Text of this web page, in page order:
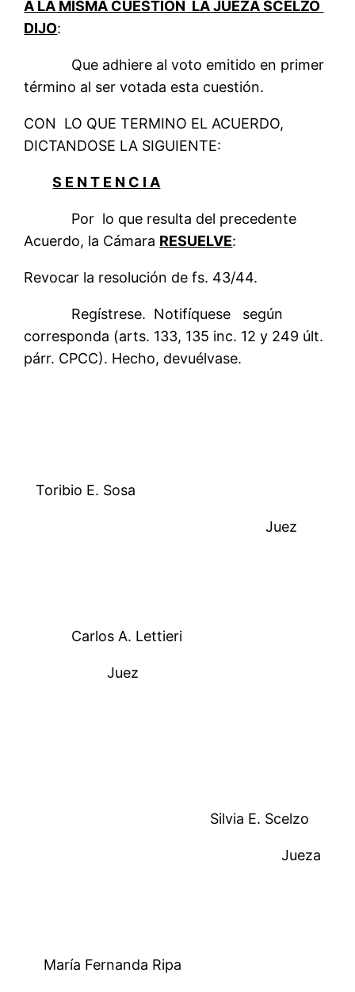
A LA MISMA CUESTION LA JUEZA SCELZO
DIJO:
Que adhiere al voto emitido en primer
término al ser votada esta cuestión.
CON LO QUE TERMINO EL ACUERDO,
DICTANDOSE LA SIGUIENTE:
S E N T E N C I A
Por lo que resulta del precedente
Acuerdo, la Cámara RESUELVE:
Revocar la resolución de fs. 43/44.
Regístrese. Notifíquese según
corresponda (arts. 133, 135 inc. 12 y 249 últ.
párr. CPCC). Hecho, devuélvase.
Toribio E. Sosa
Juez
Carlos A. Lettieri
Juez
Silvia E. Scelzo
Jueza
María Fernanda Ripa